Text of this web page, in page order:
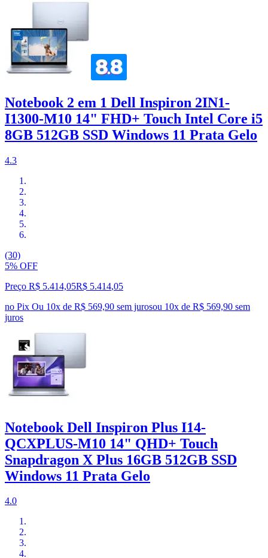
Notebook 2 em 1 Dell Inspiron 2IN1-
I1300-M10 14" FHD+ Touch Intel Core i5
8GB 512GB SSD Windows 11 Prata Gelo
4.3
(30)
5% OFF
Preço R$ 5.414,05R$ 5.414,05
no Pix Ou 10x de R$ 569,90 sem jurosou 10x de R$ 569,90 sem
juros
Notebook Dell Inspiron Plus I14-
QCXPLUS-M10 14" QHD+ Touch
Snapdragon X Plus 16GB 512GB SSD
Windows 11 Prata Gelo
4.0